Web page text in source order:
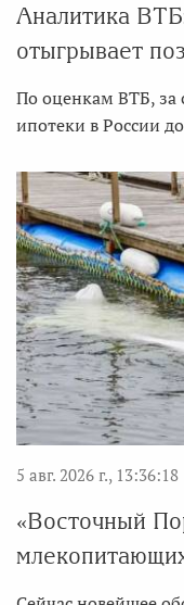
Аналитика
отыгрывает
По оценкам ВТБ, за
ипотеки в России
5 авг. 2026 г., 13:36:18
«Восточный